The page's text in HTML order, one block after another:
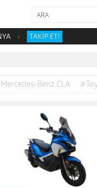
TAKİP ET!
Benz CLA